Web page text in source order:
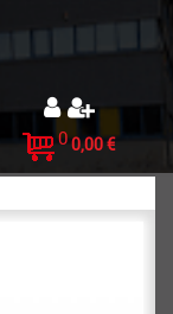
0 0,00 €